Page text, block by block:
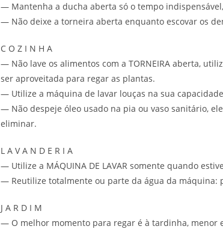
— Mantenha a ducha aberta só o tempo
— Não deixe a torneira aberta enquanto escovar os
C O Z I N H A
— Não lave os alimentos com a TORNEIRA aberta,
ser aproveitada para regar as plantas.
— Utilize a máquina de lavar louças na sua
— Não despeje óleo usado na pia ou vaso sanitário,
eliminar.
L A V A N D E R I A
— Utilize a MÁQUINA DE LAVAR somente quando
— Reutilize totalmente ou parte da água da máquina:
J A R D I M
— O melhor momento para regar é à tardinha, menor